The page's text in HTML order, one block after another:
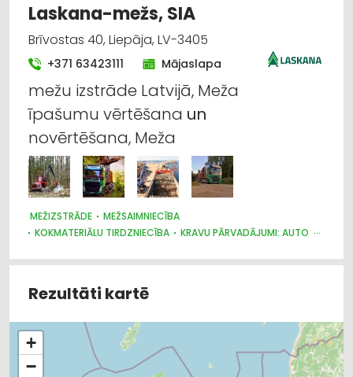
Laskana-mežs, SIA
Brīvostas 40, Liepāja, LV-3405
+371 63423111 Mājaslapa
mežu izstrāde Latvijā, Meža
īpašumu vērtēšana un
novērtēšana, Meža
MEŽIZSTRĀDE
MEŽSAIMNIECĪBA
KOKMATERIĀLU TIRDZNIECĪBA
KRAVU PĀRVADĀJUMI: AUTO
Rezultāti kartē
+
−